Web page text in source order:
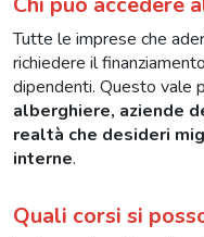
Tutte le imprese che
richiedere il
dipendenti. Questo vale
alberghiere, aziende
realtà che desideri
interne.
Quali corsi si